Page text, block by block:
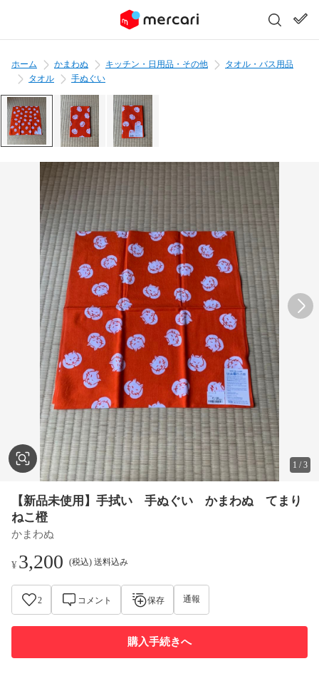
ホーム かまわぬ キッチン・日用品・その他
タオル・バス用品
タオル
手ぬぐい
1 /3
【新品未使用】手拭い 手ぬぐい かまわぬ てまり
ねこ橙
かまわぬ
¥3,200 (税込) 送料込み
2 コメント 保存 通報
購入手続きへ